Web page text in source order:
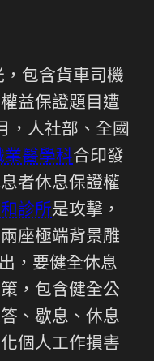
，包含貨車司機
益保證題目遭
，人社部、全國
業醫學科合印發
者休息保證權
診所是攻擊，
座極端背景雕
，要健全休息
，包含健全公
、歇息、休息
個人工作損害